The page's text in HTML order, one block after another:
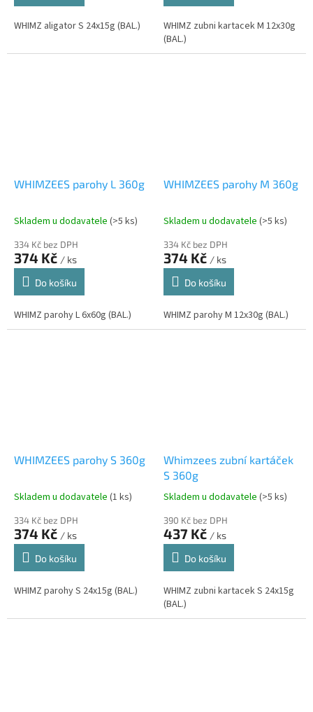
WHIMZ aligator S 24x15g (BAL.)
WHIMZ zubni kartacek M 12x30g
(BAL.)
WHIMZEES parohy L 360g
Skladem u dodavatele (>5 ks)
334 Kč bez DPH
374 Kč / ks
Do košíku
WHIMZ parohy L 6x60g (BAL.)
WHIMZEES parohy M 360g
Skladem u dodavatele (>5 ks)
334 Kč bez DPH
374 Kč / ks
Do košíku
WHIMZ parohy M 12x30g (BAL.)
WHIMZEES parohy S 360g
Skladem u dodavatele (1 ks)
334 Kč bez DPH
374 Kč / ks
Do košíku
WHIMZ parohy S 24x15g (BAL.)
Whimzees zubní kartáček
S 360g
Skladem u dodavatele (>5 ks)
390 Kč bez DPH
437 Kč / ks
Do košíku
WHIMZ zubni kartacek S 24x15g
(BAL.)